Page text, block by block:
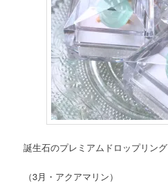
誕生石のプレミアムドロップリング
（3月・アクアマリン）